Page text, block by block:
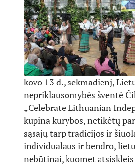
kovo 13 d., sekmadienį,
nepriklausomybės šventė
„Celebrate Lithuanian
kupina kūrybos, netikėtų
sąsajų tarp tradicijos ir
individualaus ir bendro,
nebūtinai, kuomet